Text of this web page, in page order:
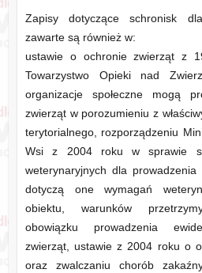
Zapisy dotyczące schronisk
zawarte są również w:
ustawie o ochronie zwierząt z
Towarzystwo Opieki nad
organizacje społeczne mogą
zwierząt w porozumieniu z
terytorialnego, rozporządzeniu
Wsi z 2004 roku w sprawie
weterynaryjnych dla
dotyczą one wymagań
obiektu, warunków
obowiązku prowadzenia
zwierząt, ustawie z 2004 roku o
oraz zwalczaniu chorób